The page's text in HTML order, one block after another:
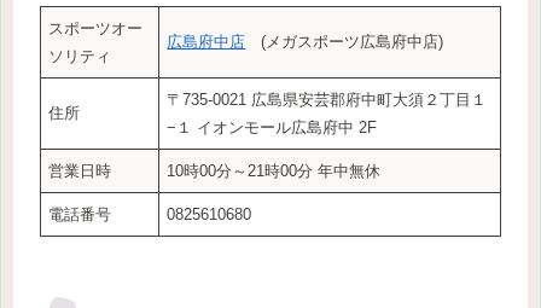
スポーツオー
ソリティ
広島府中店 (メガスポーツ広島府中店)
住所
〒735-0021 広島県安芸郡府中町大須２丁目１
−１ イオンモール広島府中 2F
営業日時 10時00分～21時00分 年中無休
電話番号 0825610680